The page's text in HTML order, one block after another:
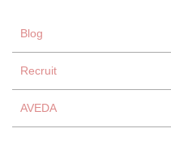
Blog
Recruit
AVEDA